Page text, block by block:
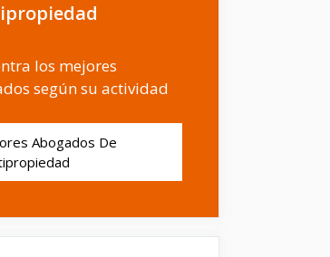
los mejores
según su actividad
Abogados De